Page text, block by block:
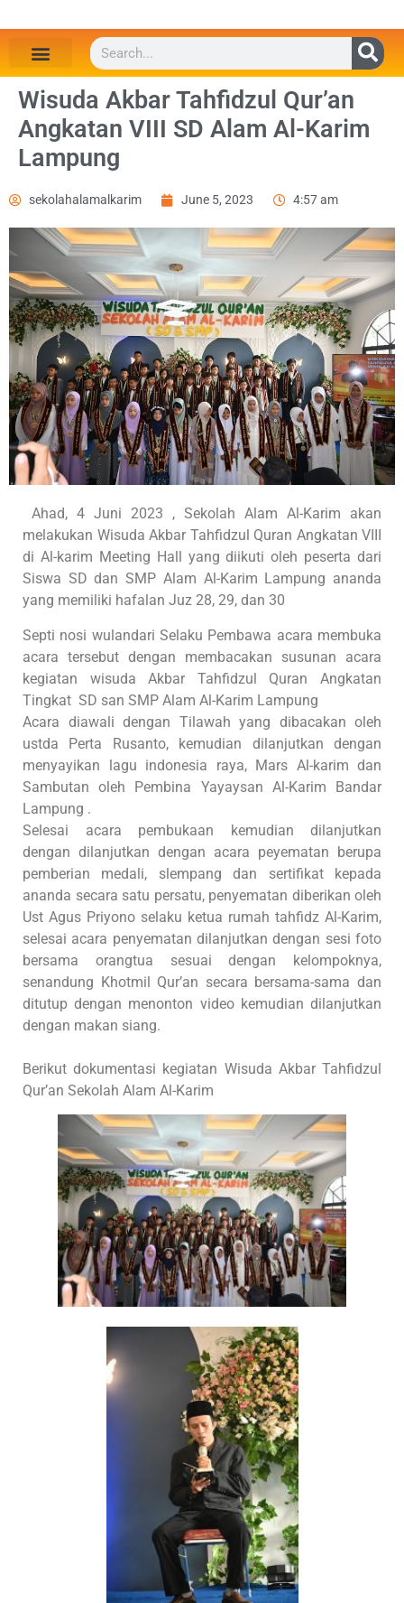
Wisuda Akbar Tahfidzul Qur’an
Angkatan VIII SD Alam Al-Karim
Lampung
sekolahalamalkarim June 5, 2023 4:57 am
Ahad, 4 Juni 2023 , Sekolah Alam Al-Karim akan
melakukan Wisuda Akbar Tahfidzul Quran Angkatan VIII
di Al-karim Meeting Hall yang diikuti oleh peserta dari
Siswa SD dan SMP Alam Al-Karim Lampung ananda
yang memiliki hafalan Juz 28, 29, dan 30
Septi nosi wulandari Selaku Pembawa acara membuka
acara tersebut dengan membacakan susunan acara
kegiatan wisuda Akbar Tahfidzul Quran Angkatan
Tingkat SD san SMP Alam Al-Karim Lampung
Acara diawali dengan Tilawah yang dibacakan oleh
ustda Perta Rusanto, kemudian dilanjutkan dengan
menyayikan lagu indonesia raya, Mars Al-karim dan
Sambutan oleh Pembina Yayaysan Al-Karim Bandar
Lampung .
Selesai acara pembukaan kemudian dilanjutkan
dengan dilanjutkan dengan acara peyematan berupa
pemberian medali, slempang dan sertifikat kepada
ananda secara satu persatu, penyematan diberikan oleh
Ust Agus Priyono selaku ketua rumah tahfidz Al-Karim,
selesai acara penyematan dilanjutkan dengan sesi foto
bersama orangtua sesuai dengan kelompoknya,
senandung Khotmil Qur’an secara bersama-sama dan
ditutup dengan menonton video kemudian dilanjutkan
dengan makan siang.
Berikut dokumentasi kegiatan Wisuda Akbar Tahfidzul
Qur’an Sekolah Alam Al-Karim